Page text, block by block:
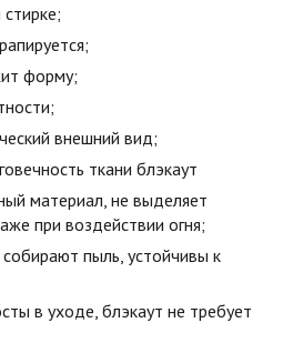
форму;
внешний вид;
ткани блэкаут
материал, не выделяет
при воздействии огня;
пыль, устойчивы к
в уходе, блэкаут не требует